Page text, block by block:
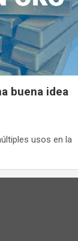
buena idea
usos en la